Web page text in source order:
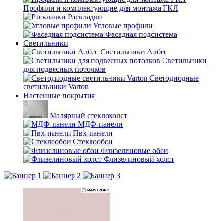
Профили и комплектующие для монтажа ГКЛ
Раскладки
Угловые профили
Фасадная подсистема
Светильники
Светильники Албес
Светильники
для подвесных потолков
Светодиодные
светильники Varton
Настенные покрытия
Малярный стеклохолст
МДФ-панели
Пвх-панели
Стеклообои
Флизелиновые обои
Флизелиновый холст